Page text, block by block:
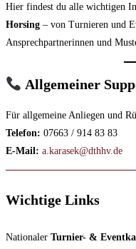
Hier findest du alle wichtigen
Horsing – von Turnieren und
Ansprechpartnerinnen und
Allgemeiner
Für allgemeine Anliegen und
Telefon: 07663 / 914 83 83
E-Mail: a.karasek@dthhv.de
Wichtige Links
Nationaler Turnier- &